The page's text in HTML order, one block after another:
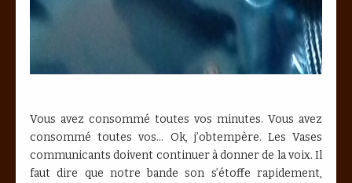
Vous avez consommé toutes vos minutes. Vous avez
consommé toutes vos... Ok, j’obtempère. Les Vases
communicants doivent continuer à donner de la voix. Il
faut dire que notre bande son s’étoffe rapidement,